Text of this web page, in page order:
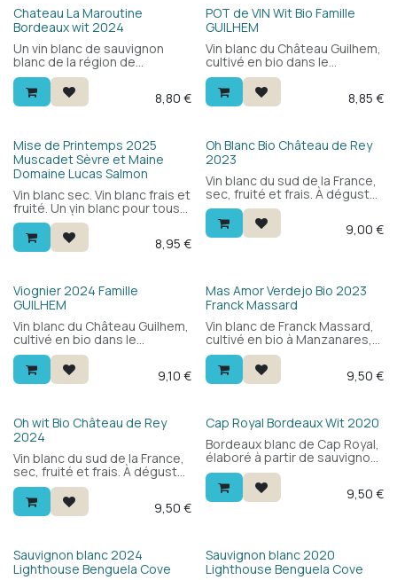
rapport qualité-prix. rapport qualité-prix.
Chateau La Maroutine
Bordeaux wit 2024
Un vin blanc de sauvignon
blanc de la région de
Bordeaux. Avantageux et
délicieux. Un vin que vous
pouvez déguster aussi bien
8,80 €
Bio
POT de VIN Wit Bio Famille
GUILHEM
Vin blanc du Château Guilhem,
cultivé en bio dans le
Languedoc. 100%
chardonnay, élaboré sans
bois : frais et fruité, avec des
Pour tous, pour toutes les
occasions.
8,85 €
Mise de Printemps 2025
Muscadet Sèvre et Maine
Domaine Lucas Salmon
Vin blanc sec. Vin blanc frais et
fruité. Un vin blanc pour tous
les jours. À déguster avec
des fruits de mer, des plats
de poisson ou à l'apéritif.8,95 €
Bio
Oh Blanc Bio Château de Rey
2023
Vin blanc du sud de la France,
sec, fruité et frais. À déguster
avec des plats de poisson, la
cuisine asiatique ou des
salades. Cépages : macabeu
9,00 €
Viognier 2024 Famille
GUILHEM
Vin blanc du Château Guilhem,
cultivé en bio dans le
Languedoc. 100% viognier :
aromatique et floral, avec des
fruits blancs, une bouche
table.
9,10 €
Bio
Mas Amor Verdejo Bio 2023
Franck Massard
Vin blanc de Franck Massard,
cultivé en bio à Manzanares,
au sud de Madrid. Blend de
verdejo et sauvignon blanc à
650m d'altitude : frais et
et une bouche ronde et
tendue. Délicieux avec
légumes, poissons et fruits
de mer.
9,50 €
Bio
Oh wit Bio Château de Rey
2024
Vin blanc du sud de la France,
sec, fruité et frais. À déguster
avec des plats de poisson, la
cuisine asiatique ou des
salades. Cépages : macabeu
9,50 €
Cap Royal Bordeaux Wit 2020
Bordeaux blanc de Cap Royal,
élaboré à partir de sauvignon
blanc. Aromatique et frais,
avec une touche chic.
Agréable en apéritif ou à9,50 €
Sauvignon blanc 2024
Lighthouse Benguela Cove
Sauvignon blanc 2020
Lighthouse Benguela Cove